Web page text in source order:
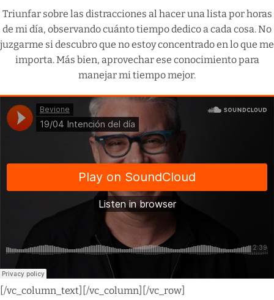
Triunfar sobre las distracciones al hacer una lista por horas
de mi día, observando cuánto tiempo dedico a cada cosa. No
juzgarme si descubro que no estoy concentrado en lo que me
importa. Más bien, aprovechar ese conocimiento para
manejar mi tiempo mejor.
[/vc_column_text][/vc_column][/vc_row]